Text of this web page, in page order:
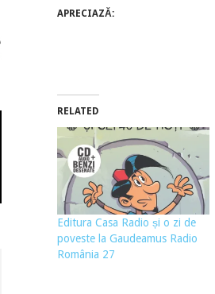
APRECIAZĂ:
RELATED
Editura Casa Radio și o zi de
poveste la Gaudeamus Radio
România 27